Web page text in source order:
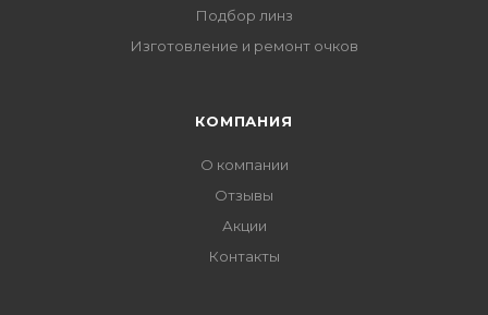
Подбор линз
Изготовление и ремонт очков
КОМПАНИЯ
О компании
Отзывы
Акции
Контакты